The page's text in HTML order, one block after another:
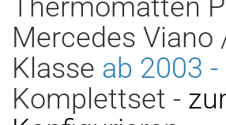
Thermomatten
Mercedes Viano
Klasse ab 2003
Komplettset -